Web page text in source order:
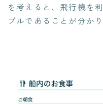
を考えると、飛行機を
ブルであることが分かり